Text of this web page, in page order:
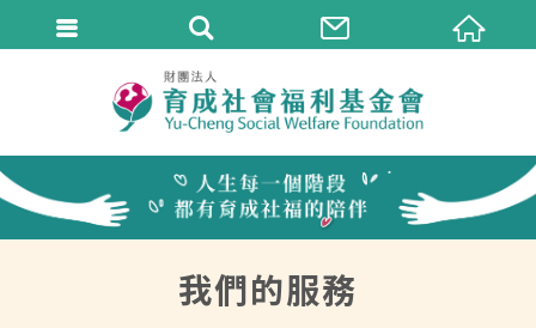
我們的服務